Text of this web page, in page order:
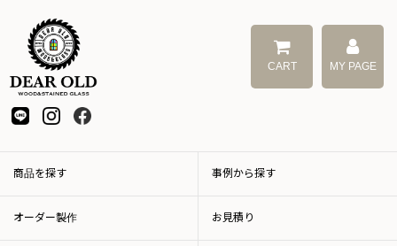
CART MY PAGE
商品を探す 事例から探す
オーダー製作 お見積り